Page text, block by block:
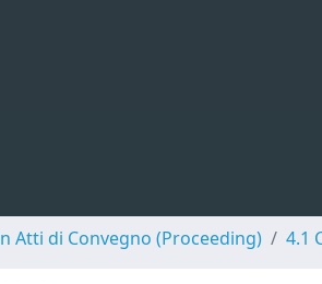
Atti di Convegno (Proceeding) 4.1